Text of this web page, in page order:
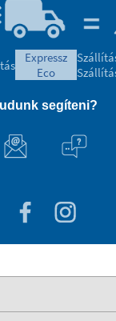
expressz
eco
segíteni?